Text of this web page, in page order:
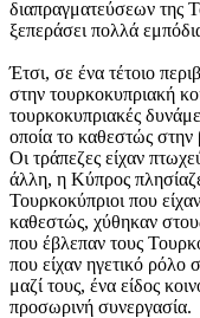
διαπραγματεύσεων της
ξεπεράσει πολλά
Έτσι, σε ένα τέτοιο
στην τουρκοκυπριακή
τουρκοκυπριακές
οποία το καθεστώς
Οι τράπεζες είχαν
άλλη, η Κύπρος
Τουρκοκύπριοι που
καθεστώς, χύθηκαν
που έβλεπαν τους
που είχαν ηγετικό ρόλο
μαζί τους, ένα είδος
προσωρινή συνεργασία.